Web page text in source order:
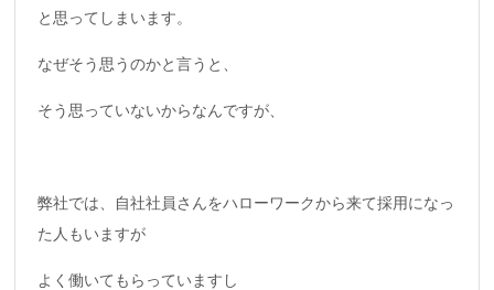
と思ってしまいます。
なぜそう思うのかと言うと、
そう思っていないからなんですが、
弊社では、自社社員さんをハローワークから来て採用になっ
た人もいますが
よく働いてもらっていますし